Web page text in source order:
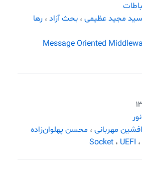
سید مجید عظیمی ، بحث آزاد ، رها
Message Oriented
افشین مهربانی ، محسن پهلوان‌زاده
، Socket ، UEFI